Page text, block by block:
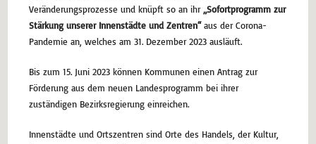
Veränderungsprozesse und knüpft so an ihr „Sofortprogramm zur
Stärkung unserer Innenstädte und Zentren“aus der Corona-
Pandemie an, welches am 31. Dezember 2023 ausläuft.
Bis zum 15. Juni 2023 können Kommunen einen Antrag zur
Förderung aus dem neuen Landesprogramm bei ihrer
zuständigen Bezirksregierung einreichen.
Innenstädte und Ortszentren sind Orte des Handels, der Kultur,